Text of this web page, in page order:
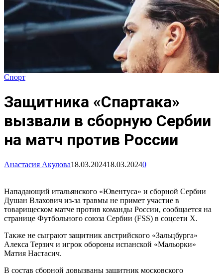
Спорт
Защитника «Спартака»
вызвали в сборную Сербии
на матч против России
Анастасия Акулова18.03.202418.03.20240
Нападающий итальянского «Ювентуса» и сборной Сербии
Душан Влахович из-за травмы не примет участие в
товарищеском матче против команды России, сообщается на
странице Футбольного союза Сербии (FSS) в соцсети Х.
Также не сыграют защитник австрийского «Зальцбурга»
Алекса Терзич и игрок обороны испанской «Мальорки»
Матия Настасич.
В состав сборной довызваны защитник московского